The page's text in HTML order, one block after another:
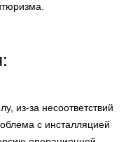
из-за несоответствий
с инсталляцией